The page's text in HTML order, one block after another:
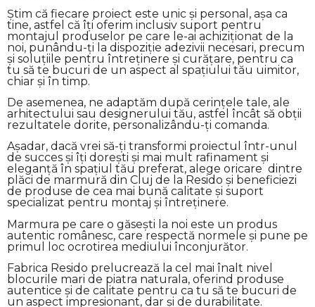
Știm că fiecare proiect este unic și personal, așa ca
tine, astfel că îți oferim inclusiv suport pentru
montajul produselor pe care le-ai achiziționat de la
noi, punându-ți la dispoziție adezivii necesari, precum
și soluțiile pentru întreținere și curățare, pentru ca
tu să te bucuri de un aspect al spațiului tău uimitor,
chiar și în timp.
De asemenea, ne adaptăm după cerințele tale, ale
arhitectului sau designerului tău, astfel încât să obții
rezultatele dorite, personalizându-ți comanda.
Așadar, dacă vrei să-ți transformi proiectul într-unul
de succes și îți dorești și mai mult rafinament și
eleganță în spațiul tău preferat, alege oricare dintre
plăci de marmură din Cluj de la Resido și beneficiezi
de produse de cea mai bună calitate și suport
specializat pentru montaj și întreținere.
Marmura pe care o găsești la noi este un produs
autentic românesc, care respectă normele și pune pe
primul loc ocrotirea mediului înconjurător.
Fabrica Resido prelucrează la cel mai înalt nivel
blocurile mari de piatra naturala, oferind produse
autentice și de calitate pentru ca tu să te bucuri de
un aspect impresionant, dar și de durabilitate.